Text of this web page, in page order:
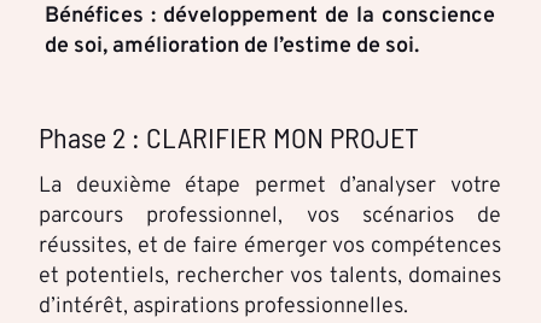
Bénéfices : développement de la conscience
de soi, amélioration de l’estime de soi.
Phase 2 : CLARIFIER MON PROJET
La deuxième étape permet d’analyser votre
parcours professionnel, vos scénarios de
réussites, et de faire émerger vos compétences
et potentiels, rechercher vos talents, domaines
d’intérêt, aspirations professionnelles.